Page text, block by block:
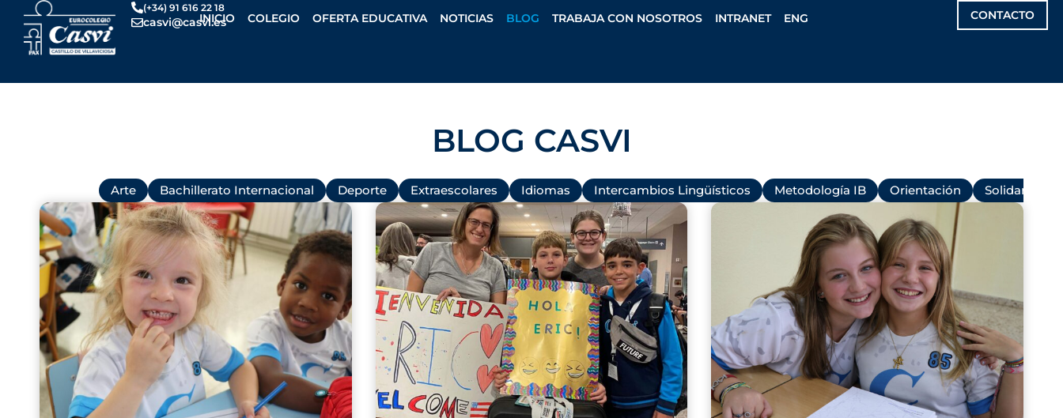
contenido
(+34) 91 616 22 18
casvi@casvi.es
INICIO COLEGIO OFERTA EDUCATIVA NOTICIAS BLOG TRABAJA CON NOSOTROS INTRANET ENG CONTACTO
BLOG CASVI
Arte Bachillerato Internacional Deporte Extraescolares Idiomas Intercambios Lingüísticos Metodología IB Orientación Solidaridad
P
a
e
P
a
g
e
P
a
g
e
a
g
e
P
a
g
e